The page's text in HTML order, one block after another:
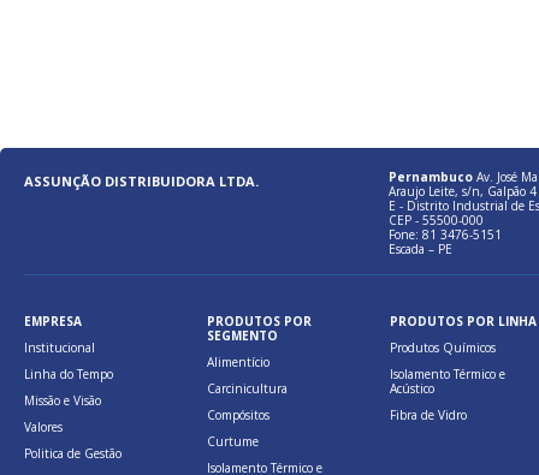
ASSUNÇÃO DISTRIBUIDORA LTDA. Pernambuco Av. José
Araujo Leite, s/n, Galpão 4
E - Distrito Industrial de
CEP - 55500-000
Fone: 81 3476-5151
Escada – PE
EMPRESA
Institucional
Linha do Tempo
Missão e Visão
Valores
Politica de Gestão
PRODUTOS POR
SEGMENTO
Alimentício
Carcinicultura
Compósitos
Curtume
Isolamento Térmico e
PRODUTOS POR LINHA
Produtos Químicos
Isolamento Térmico e
Acústico
Fibra de Vidro